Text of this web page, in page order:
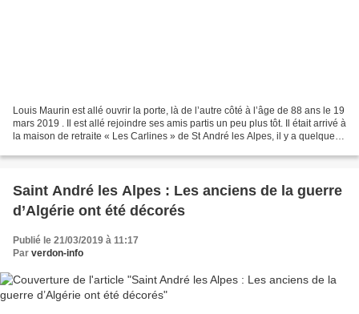
Louis Maurin est allé ouvrir la porte, là de l’autre côté à l’âge de 88 ans le 19
mars 2019 . Il est allé rejoindre ses amis partis un peu plus tôt. Il était arrivé à
la maison de retraite « Les Carlines » de St André les Alpes, il y a quelques
Saint André les Alpes : Les anciens de la guerre
d’Algérie ont été décorés
Publié le 21/03/2019 à 11:17
Par verdon-info